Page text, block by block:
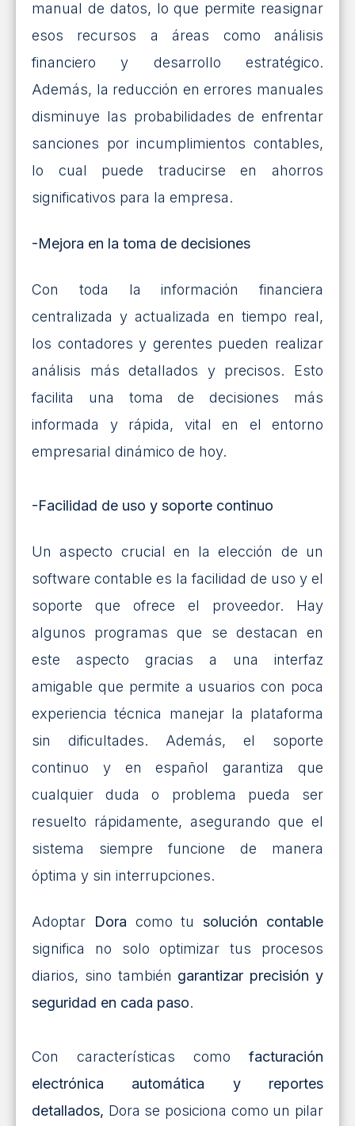
manual de datos, lo que permite reasignar
esos recursos a áreas como análisis
financiero y desarrollo estratégico.
Además, la reducción en errores manuales
disminuye las probabilidades de enfrentar
sanciones por incumplimientos contables,
lo cual puede traducirse en ahorros
significativos para la empresa.
-Mejora en la toma de decisiones
Con toda la información financiera
centralizada y actualizada en tiempo real,
los contadores y gerentes pueden realizar
análisis más detallados y precisos. Esto
facilita una toma de decisiones más
informada y rápida, vital en el entorno
empresarial dinámico de hoy.
-Facilidad de uso y soporte continuo
Un aspecto crucial en la elección de un
software contable es la facilidad de uso y el
soporte que ofrece el proveedor. Hay
algunos programas que se destacan en
este aspecto gracias a una interfaz
amigable que permite a usuarios con poca
experiencia técnica manejar la plataforma
sin dificultades. Además, el soporte
continuo y en español garantiza que
cualquier duda o problema pueda ser
resuelto rápidamente, asegurando que el
sistema siempre funcione de manera
óptima y sin interrupciones.
Adoptar Dora como tusolución contable
significa no solo optimizar tus procesos
diarios, sino también garantizar precisión y
seguridad en cada paso.
Con características como facturación
electrónica automática y reportes
detallados, Dora se posiciona como un pilar